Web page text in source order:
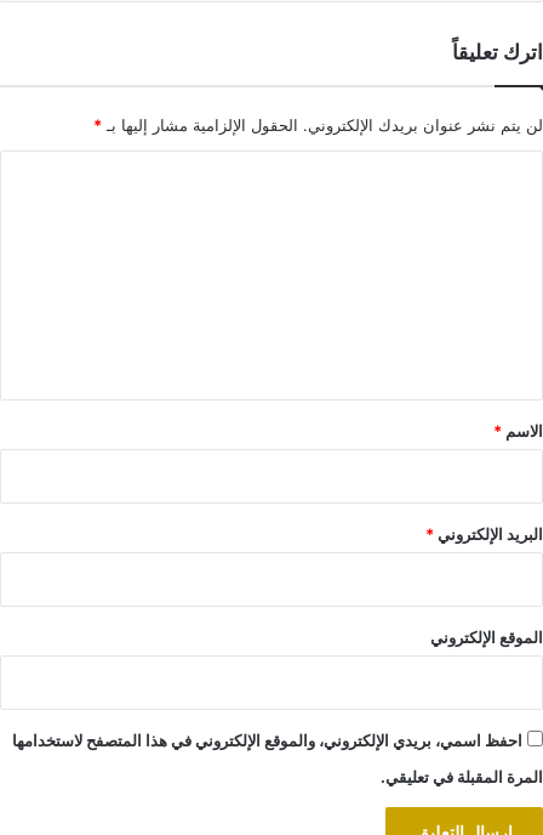
اترك تعليقاً
لن يتم نشر عنوان بريدك الإلكتروني. الحقول الإلزامية مشار إليها بـ *
*
الاسم *
البريد الإلكتروني*
الموقع الإلكتروني
احفظ اسمي، بريدي الإلكتروني، والموقع الإلكتروني في هذا المتصفح لاستخدامها
المرة المقبلة في تعليقي.